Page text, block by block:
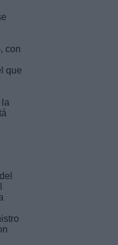
con
que
la